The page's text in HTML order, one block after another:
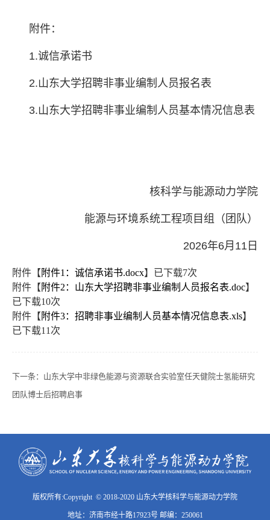
附件：
1.诚信承诺书
2.山东大学招聘非事业编制人员报名表
3.山东大学招聘非事业编制人员基本情况信息表
核科学与能源动力学院
能源与环境系统工程项目组（团队）
2026年6月11日
附件【 附件1：诚信承诺书.docx】已下载7次
附件【 附件2：山东大学招聘非事业编制人员报名表.doc】
已下载10次
附件【 附件3：招聘非事业编制人员基本情况信息表.xls】
已下载11 次
下一条： 山东大学中非绿色能源与资源联合实验室任天健院士氢能研究
团队博士后招聘启事
版权所有:Copyright © 2018-2020 山东大学核科学与能源动力学院
地址：济南市经十路17923号 邮编：250061